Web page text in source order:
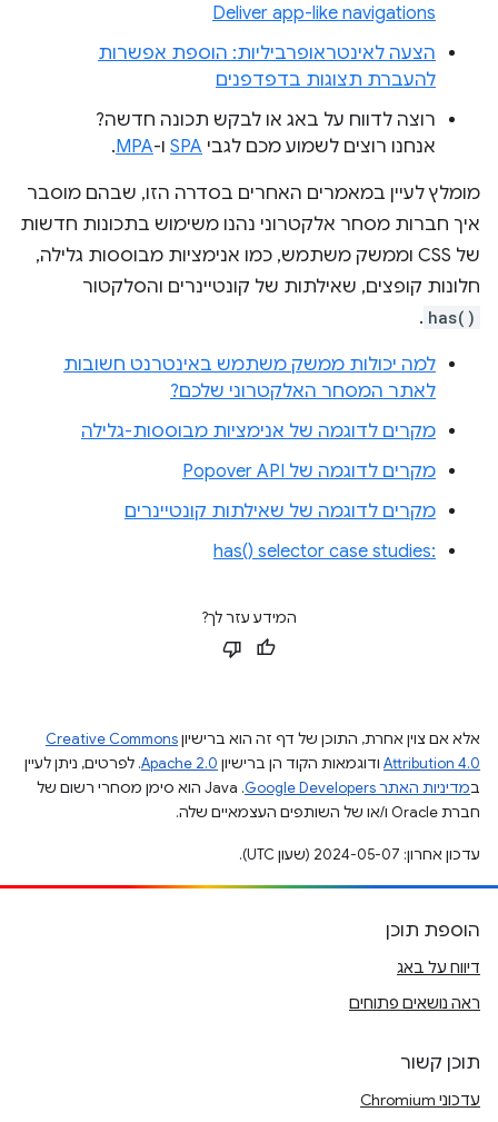
Deliver app-like navigations
הצעה לאינטראופרביליות: הוספת אפשרות
להעברת תצוגות בדפדפנים
רוצה לדווח על באג או לבקש תכונה חדשה?
אנחנו רוצים לשמוע מכם לגבי SPA ו-MPA
.
מומלץ לעיין במאמרים האחרים בסדרה הזו, שבהם מוסבר
איך חברות מסחר אלקטרוני נהנו משימוש בתכונות חדשות
של CSS וממשק משתמש, כמו אנימציות מבוססות גלילה,
חלונות קופצים, שאילתות של קונטיינרים והסלקטור
has()
.
למה יכולות ממשק משתמש באינטרנט חשובות
לאתר המסחר האלקטרוני שלכם?
מקרים לדוגמה של אנימציות מבוססות-גלילה
מקרים לדוגמה של Popover API
מקרים לדוגמה של שאילתות קונטיינרים
:has() selector case studies
המידע עזר לך?
אלא אם צוין אחרת, התוכן של דף זה הוא ברישיוןCreative Commons
Attribution 4.0 ודוגמאות הקוד הן ברישיון Apache 2.0. לפרטים, ניתן לעיין
במדיניות האתר Google Developers‏
.‏ Java הוא סימן מסחרי רשום של
חברת Oracle ו/או של השותפים העצמאיים שלה.
עדכון אחרון: 2024-05-07 (שעון UTC).
הוספת תוכן
דיווח על באג
ראה נושאים פתוחים
תוכן קשור
עדכוני Chromium